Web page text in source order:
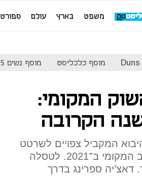
משפט בארץ עולם ספורט
Duns מוסף כלכליסט מוסף נשים 2025
המקומי:
הקרובה
המקביל צפויים לשרטט
מחדש את מפת הביקושים בענף הרכב המקומי ב־2021. לטסלה
דאצ’יה ספרינג בדרך